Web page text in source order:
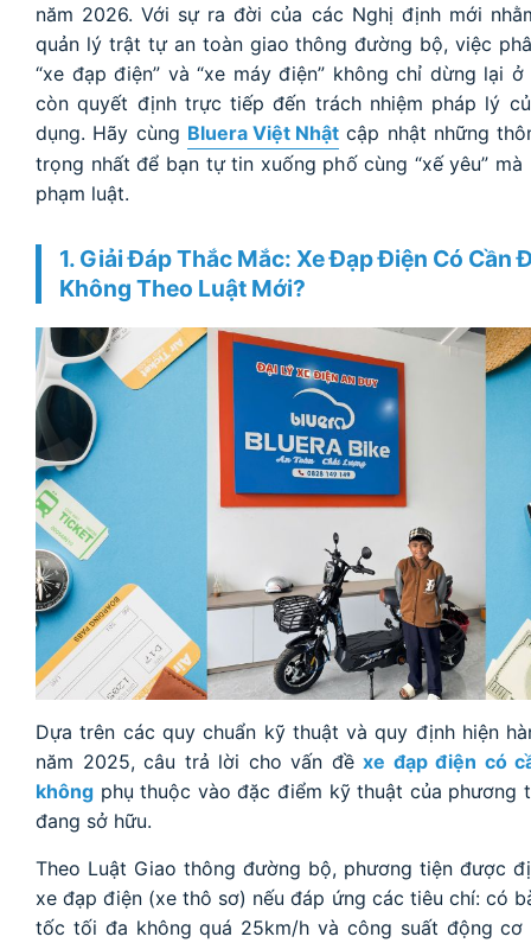
năm 2026. Với sự ra đời của các Nghị định mới
quản lý trật tự an toàn giao thông đường bộ, việc
“xe đạp điện” và “xe máy điện” không chỉ dừng lại
còn quyết định trực tiếp đến trách nhiệm pháp lý
dụng. Hãy cùng Bluera Việt Nhật cập nhật những
trọng nhất để bạn tự tin xuống phố cùng “xế yêu”
phạm luật.
1. Giải Đáp Thắc Mắc: Xe Đạp Điện Có Cần
Không Theo Luật Mới?
Dựa trên các quy chuẩn kỹ thuật và quy định hiện
năm 2025, câu trả lời cho vấn đề xe đạp điện có
không phụ thuộc vào đặc điểm kỹ thuật của phương
đang sở hữu.
Theo Luật Giao thông đường bộ, phương tiện được
xe đạp điện (xe thô sơ) nếu đáp ứng các tiêu chí: có
tốc tối đa không quá 25km/h và công suất động cơ